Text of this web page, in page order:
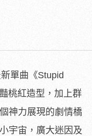
單曲《Stupid
桃紅造型，加上群
神力展現的劇情橋
宇宙，廣大迷因及